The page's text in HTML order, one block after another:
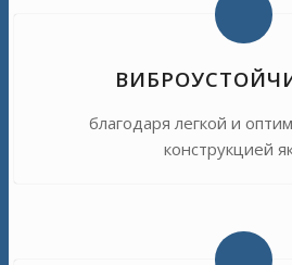
благодаря легкой и
конструкцией